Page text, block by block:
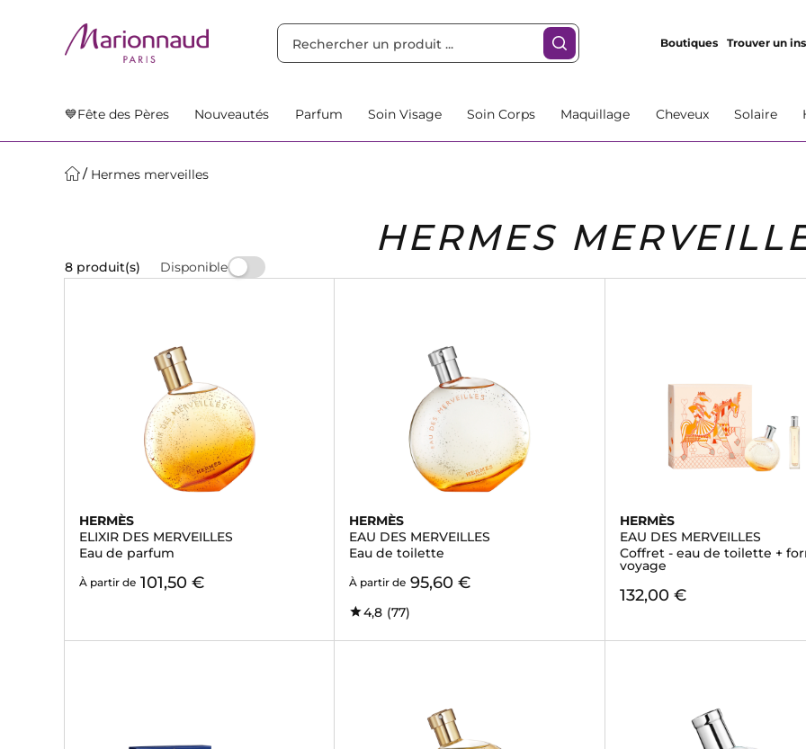
Boutiques Trouver un
💙Fête des Pères Nouveautés Parfum Soin Visage Soin Corps Maquillage Cheveux Solaire
Hermes merveilles
HERMES
8 produit(s) Disponible
HERMÈS
ELIXIR DES MERVEILLES
Eau de parfum
À partir de 101,50 €
HERMÈS
EAU DES MERVEILLES
Eau de toilette
À partir de 95,60 €
4,8 (77)
HERMÈS
EAU DES MERVEILLES
Coffret - eau de toilette +
voyage
132,00 €